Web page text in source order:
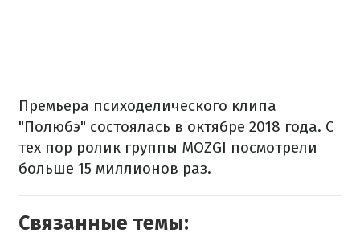
Премьера психоделического клипа
"Полюбэ" состоялась в октябре 2018 года. С
тех пор ролик группы MOZGI посмотрели
больше 15 миллионов раз.
Связанные темы: